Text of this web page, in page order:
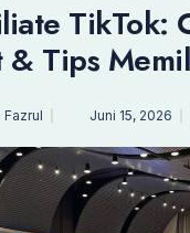
TikTok:
& Tips
Fazrul Juni 15, 2026